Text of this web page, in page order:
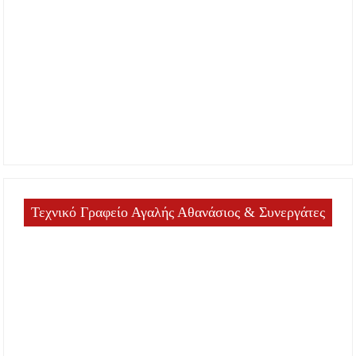
Τεχνικό Γραφείο Αγαλής Αθανάσιος & Συνεργάτες